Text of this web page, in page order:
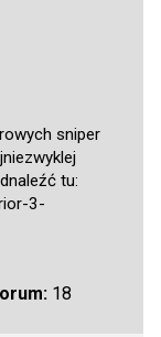
sniper
tu:
3-
18